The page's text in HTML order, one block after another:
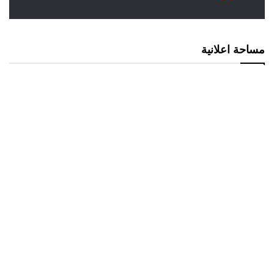
مساحة اعلانية